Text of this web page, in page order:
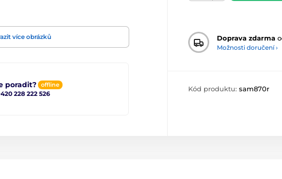
více obrázků
poradit? offline
228 222 526
Doprava zdarma
Možnosti doručení ›
Kód produktu: sam870r